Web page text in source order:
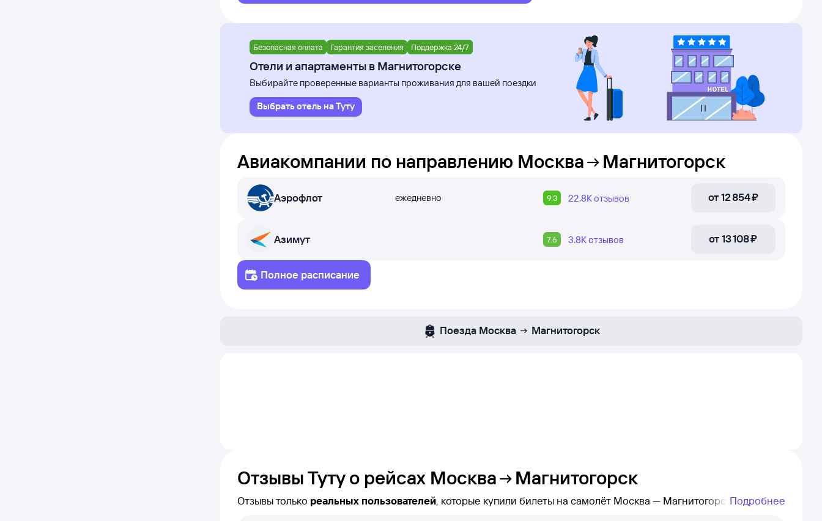
Безопасная оплата Гарантия заселения Поддержка 24/7
Отели и апартаменты в Магнитогорске
Выбирайте проверенные варианты проживания для вашей поездки
Выбрать отель на Туту
Авиакомпании по направлению Москва Магнитогорск
Аэрофлот ежедневно 9.3 22.8Котзывов от12 ⁠854 ⁠₽
Азимут 7.6 3.8Котзывов от 13 ⁠108 ⁠₽
Полное расписание
Поезда Москва Магнитогорск
Отзывы Туту о рейсах Москва Магнитогорск
Отзывы только реальных пользователей
, которые купили билеты на самолёт Москва — Магнитогорск на Туту!
Подробнее